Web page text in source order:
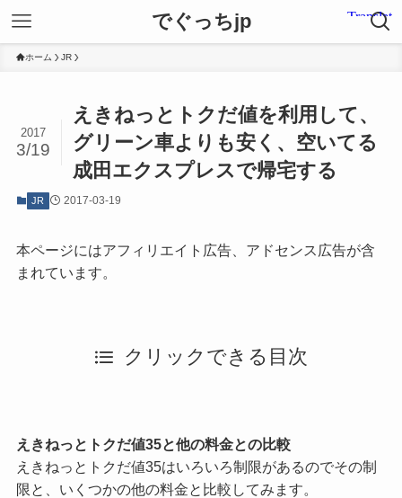
でぐっちjp
ホーム JR
えきねっとトクだ値を利用して、
グリーン車よりも安く、空いてる
成田エクスプレスで帰宅する
2017
3/19
JR 2017-03-19
本ページにはアフィリエイト広告、アドセンス広告が含
まれています。
クリックできる目次
えきねっとトクだ値35と他の料金との比較
えきねっとトクだ値35はいろいろ制限があるのでその制
限と、いくつかの他の料金と比較してみます。